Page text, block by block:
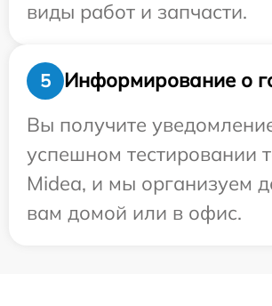
виды работ и запчасти.
5
Информирование о
Вы получите
успешном тестировании
Midea, и мы организуем
вам домой или в офис.